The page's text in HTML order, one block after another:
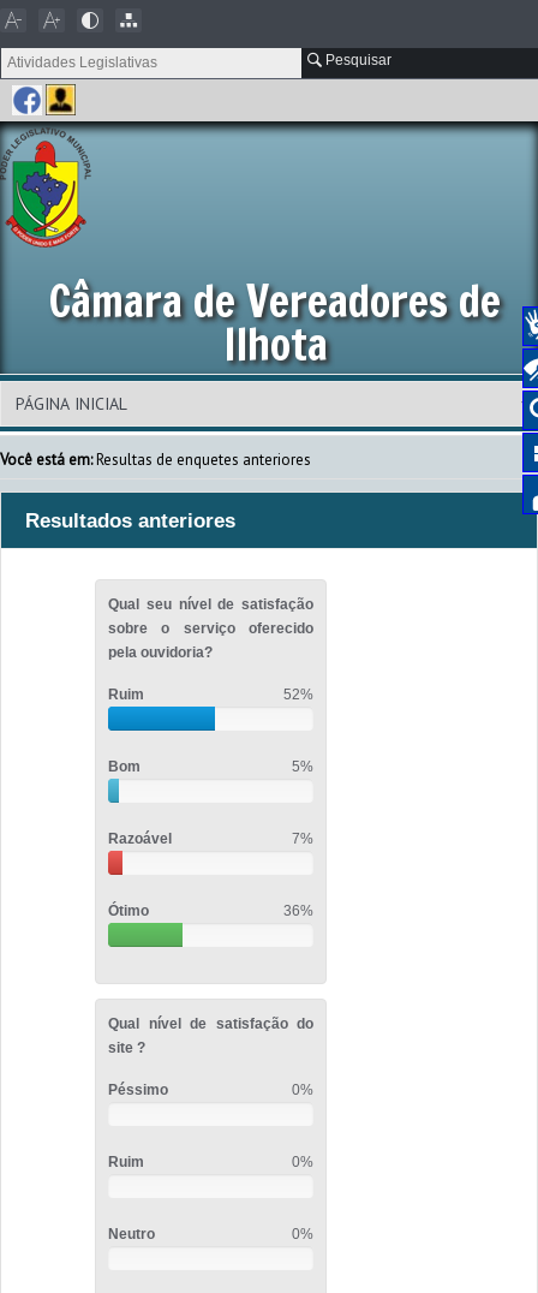
Pesquisar
Câmara de Vereadores de
Ilhota
Você está em:Resultas de enquetes anteriores
Resultados anteriores
Qual seu nível de satisfação
sobre o serviço oferecido
pela ouvidoria?
Ruim 52%
Bom 5%
Razoável 7%
Ótimo 36%
Qual nível de satisfação do
site ?
Péssimo 0%
Ruim 0%
Neutro 0%